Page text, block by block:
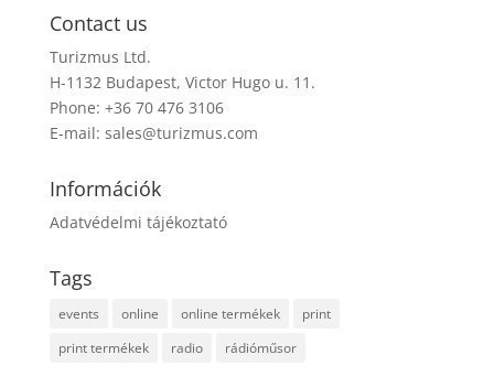
Contact us
Turizmus Ltd.
H-1132 Budapest, Victor Hugo u. 11.
Phone: +36 70 476 3106
E-mail: sales@turizmus.com
Információk
Adatvédelmi tájékoztató
Tags
events online online termékek
print
print termékek
radio rádióműsor